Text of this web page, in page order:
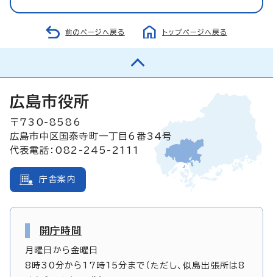
前のページへ戻る トップページへ戻る
広島市役所
〒730-8586
広島市中区国泰寺町一丁目6番34号
代表電話：082-245-2111
庁舎案内
開庁時間
月曜日から金曜日
8時30分から17時15分まで（ただし、似島出張所は8